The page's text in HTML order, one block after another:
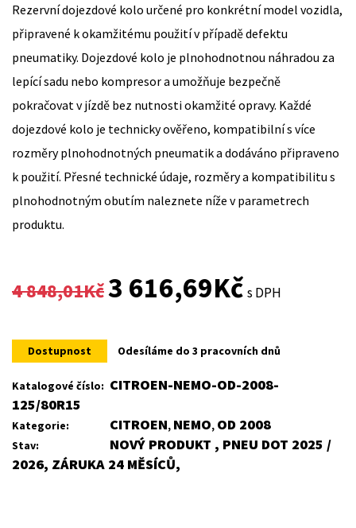
Rezervní dojezdové kolo určené pro konkrétní model vozidla,
připravené k okamžitému použití v případě defektu
pneumatiky. Dojezdové kolo je plnohodnotnou náhradou za
lepící sadu nebo kompresor a umožňuje bezpečně
pokračovat v jízdě bez nutnosti okamžité opravy. Každé
dojezdové kolo je technicky ověřeno, kompatibilní s více
rozměry plnohodnotných pneumatik a dodáváno připraveno
k použití. Přesné technické údaje, rozměry a kompatibilitu s
plnohodnotným obutím naleznete níže v parametrech
produktu.
4 848,01Kč
Original
was:
4
3 616,69KčCurrent
is:
3
s DPH
Dostupnost Odesíláme do 3 pracovních dnů
Katalogové číslo: CITROEN-NEMO-OD-2008-
125/80R15
Kategorie: CITROEN, NEMO, OD 2008
Stav:
NOVÝ PRODUKT , PNEU DOT 2025 /
2026, ZÁRUKA 24 MĚSÍCŮ,